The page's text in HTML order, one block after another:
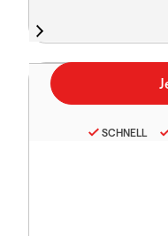
SCHNELL